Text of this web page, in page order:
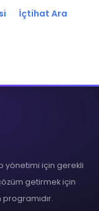
İçtihat Ara
yönetimi için gerekli
getirmek için